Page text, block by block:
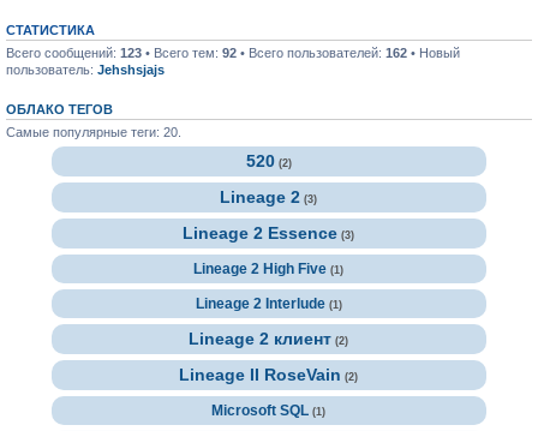
СТАТИСТИКА
Всего сообщений: 123 • Всего тем: 92 • Всего пользователей: 162 • Новый
пользователь: Jehshsjajs
ОБЛАКО ТЕГОВ
Самые популярные теги: 20.
520 (2)
Lineage 2 (3)
Lineage 2 Essence (3)
Lineage 2 High Five (1)
Lineage 2 Interlude (1)
Lineage 2 клиент (2)
Lineage II RoseVain (2)
Microsoft SQL (1)